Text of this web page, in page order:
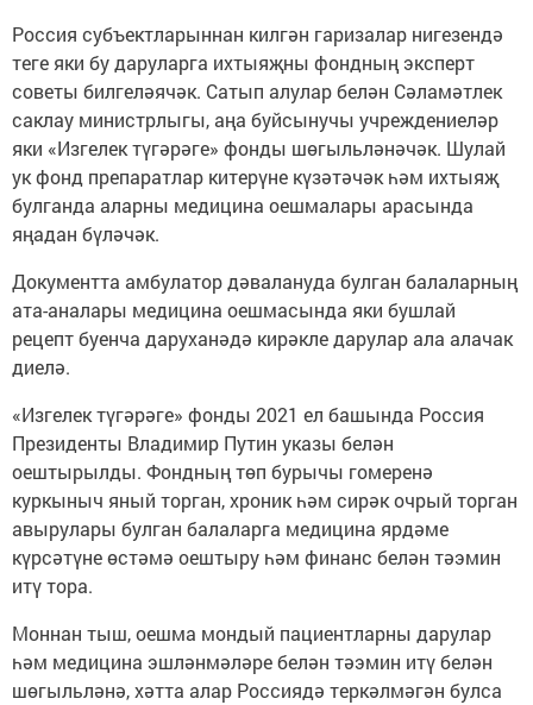
Россия субъектларыннан килгән гаризалар нигезендә
теге яки бу даруларга ихтыяҗны фондның эксперт
советы билгеләячәк. Сатып алулар белән Сәламәтлек
саклау министрлыгы, аңа буйсынучы учреждениеләр
яки «Изгелек түгәрәге» фонды шөгыльләнәчәк. Шулай
ук фонд препаратлар китерүне күзәтәчәк һәм ихтыяҗ
булганда аларны медицина оешмалары арасында
яңадан бүләчәк.
Документта амбулатор дәвалануда булган балаларның
ата-аналары медицина оешмасында яки бушлай
рецепт буенча даруханәдә кирәкле дарулар ала алачак
диелә.
«Изгелек түгәрәге» фонды 2021 ел башында Россия
Президенты Владимир Путин указы белән
оештырылды. Фондның төп бурычы гомеренә
куркыныч яный торган, хроник һәм сирәк очрый торган
авырулары булган балаларга медицина ярдәме
күрсәтүне өстәмә оештыру һәм финанс белән тәэмин
итү тора.
Моннан тыш, оешма мондый пациентларны дарулар
һәм медицина эшләнмәләре белән тәэмин итү белән
шөгыльләнә, хәтта алар Россиядә теркәлмәгән булса